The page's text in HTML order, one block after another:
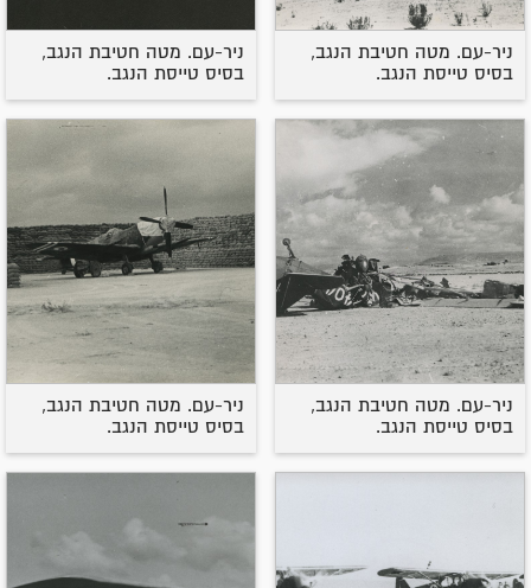
ניר-עם. מטה חטיבת הנגב,
בסיס טייסת הנגב.
ניר-עם. מטה חטיבת הנגב,
בסיס טייסת הנגב.
ניר-עם. מטה חטיבת הנגב,
בסיס טייסת הנגב.
ניר-עם. מטה חטיבת הנגב,
בסיס טייסת הנגב.